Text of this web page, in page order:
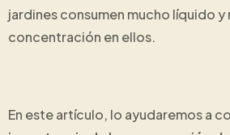
jardines consumen mucho líquido y
concentración en ellos.
En este artículo, lo ayudaremos a